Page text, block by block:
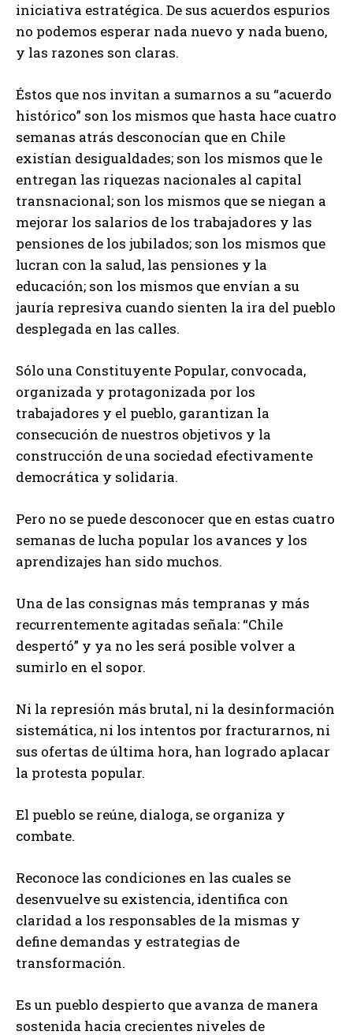
iniciativa estratégica. De sus acuerdos espurios
no podemos esperar nada nuevo y nada bueno,
y las razones son claras.
Éstos que nos invitan a sumarnos a su “acuerdo
histórico” son los mismos que hasta hace cuatro
semanas atrás desconocían que en Chile
existían desigualdades; son los mismos que le
entregan las riquezas nacionales al capital
transnacional; son los mismos que se niegan a
mejorar los salarios de los trabajadores y las
pensiones de los jubilados; son los mismos que
lucran con la salud, las pensiones y la
educación; son los mismos que envían a su
jauría represiva cuando sienten la ira del pueblo
desplegada en las calles.
Sólo una Constituyente Popular, convocada,
organizada y protagonizada por los
trabajadores y el pueblo, garantizan la
consecución de nuestros objetivos y la
construcción de una sociedad efectivamente
democrática y solidaria.
Pero no se puede desconocer que en estas cuatro
semanas de lucha popular los avances y los
aprendizajes han sido muchos.
Una de las consignas más tempranas y más
recurrentemente agitadas señala: “Chile
despertó” y ya no les será posible volver a
sumirlo en el sopor.
Ni la represión más brutal, ni la desinformación
sistemática, ni los intentos por fracturarnos, ni
sus ofertas de última hora, han logrado aplacar
la protesta popular.
El pueblo se reúne, dialoga, se organiza y
combate.
Reconoce las condiciones en las cuales se
desenvuelve su existencia, identifica con
claridad a los responsables de la mismas y
define demandas y estrategias de
transformación.
Es un pueblo despierto que avanza de manera
sostenida hacia crecientes niveles de